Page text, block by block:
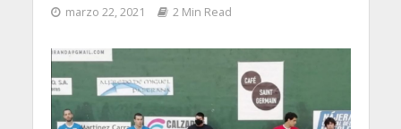
marzo 22, 2021 2 Min Read